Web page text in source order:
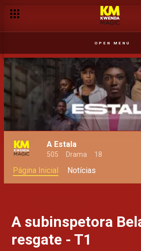
OPEN MENU
A Estala
505 Drama 18
Página Inicial Notícias
A subinspetora
resgate - T1